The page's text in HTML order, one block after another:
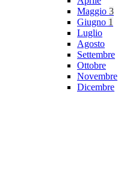
Maggio 3
Giugno 1
Luglio
Agosto
Settembre
Ottobre
Novembre
Dicembre